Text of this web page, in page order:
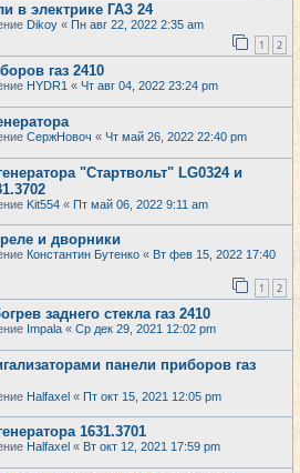
в электрике ГАЗ 24
Dikoy « Пн авг 22, 2022 2:35 am
1 2
газ 2410
HYDR1 « Чт авг 04, 2022 23:24 pm
СержНовоч « Чт май 26, 2022 22:40 pm
"Cтартвольт" LG0324 и
Kit554 « Пт май 06, 2022 9:11 am
и дворники
Константин Бутенко « Вт фев 15, 2022 17:40
1 2
заднего стекла газ 2410
Impala « Ср дек 29, 2021 12:02 pm
панели приборов газ
Halfaxel « Пт окт 15, 2021 12:05 pm
1631.3701
Halfaxel « Вт окт 12, 2021 17:59 pm